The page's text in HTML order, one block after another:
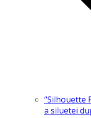
“Silhouette
a siluetei